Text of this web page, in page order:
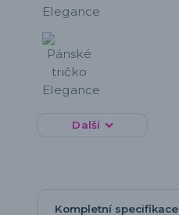
Další
Kompletní specifikace